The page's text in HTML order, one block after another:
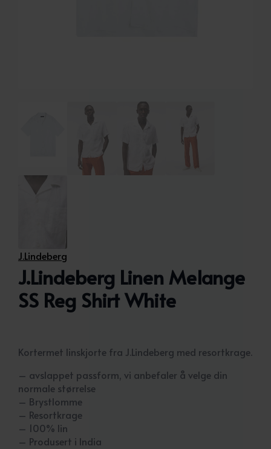
J.Lindeberg
J.Lindeberg Linen Melange
SS Reg Shirt White
Kortermet linskjorte fra J.Lindeberg med resortkrage.
– avslappet passform, vi anbefaler å velge din
normale størrelse
– Brystlomme
– Resortkrage
– 100% lin
– Produsert i India